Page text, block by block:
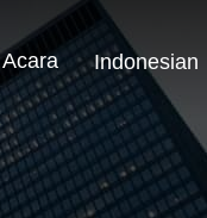
Acara Indonesian